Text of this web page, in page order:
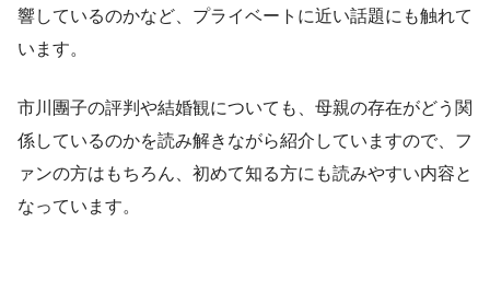
響しているのかなど、プライベートに近い話題にも触れて
います。
市川團子の評判や結婚観についても、母親の存在がどう関
係しているのかを読み解きながら紹介していますので、フ
ァンの方はもちろん、初めて知る方にも読みやすい内容と
なっています。